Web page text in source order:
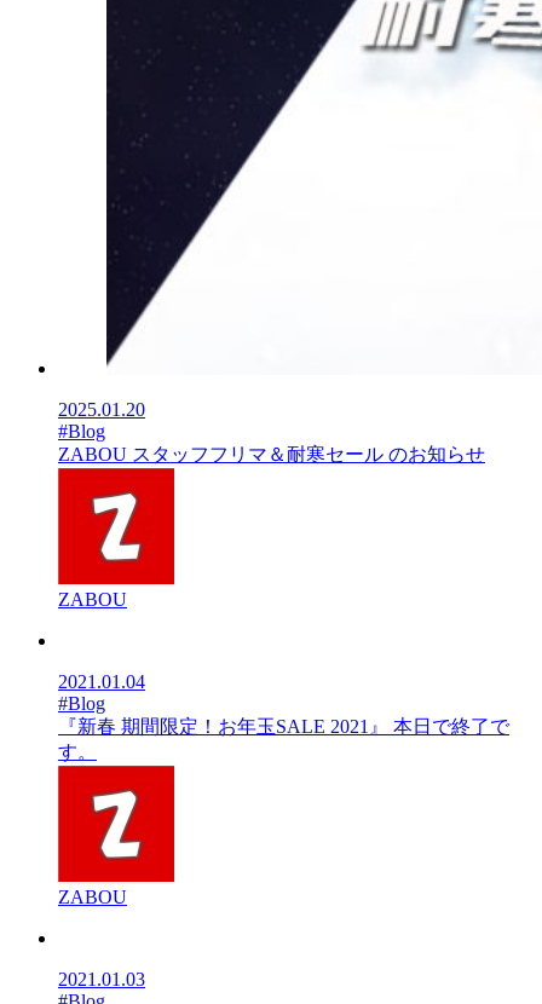
2025.01.20
#Blog
ZABOU スタッフフリマ＆耐寒セール のお知らせ
ZABOU
2021.01.04
#Blog
『新春 期間限定！お年玉SALE 2021』 本日で終了で
す。
ZABOU
2021.01.03